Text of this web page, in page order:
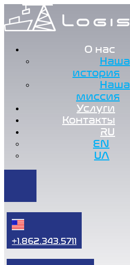
О нас
Наша
история
Наша
миссия
Услуги
Контакты
RU
EN
UA
+1.862.343.5711